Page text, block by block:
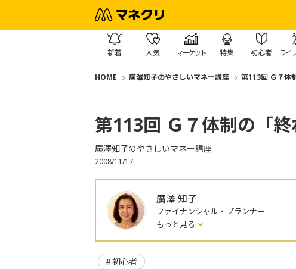
新着 人気 マーケット 特集 初心者 ライ
HOME 廣澤知子のやさしいマネー講座 第113回 Ｇ７体
第113回 Ｇ７体制の「終
廣澤知子のやさしいマネー講座
2008/11/17
廣澤 知子
ファイナンシャル・プランナー
もっと見る
初心者